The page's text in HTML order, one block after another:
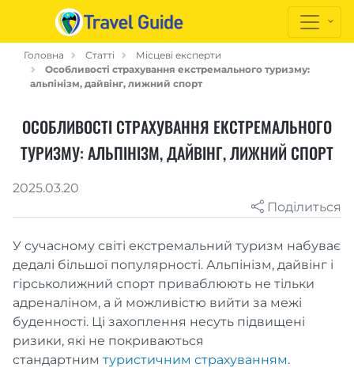
Головна Статті
Місцеві експерти
Особливості страхування екстремального туризму:
альпінізм, дайвінг, лижний спорт
ОСОБЛИВОСТІ СТРАХУВАННЯ ЕКСТРЕМАЛЬНОГО
ТУРИЗМУ: АЛЬПІНІЗМ, ДАЙВІНГ, ЛИЖНИЙ СПОРТ
2025.03.20
Поділиться
У сучасному світі екстремальний туризм набуває
дедалі більшої популярності. Альпінізм, дайвінг і
гірськолижний спорт приваблюють не тільки
адреналіном, а й можливістю вийти за межі
буденності. Ці захоплення несуть підвищені
ризики, які не покриваються
стандартним туристичним страхуванням.